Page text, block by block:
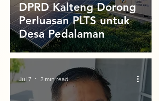
DPRD Kalteng Dorong
Perluasan PLTS untuk
Desa Pedalaman
Jul 7 2 min read